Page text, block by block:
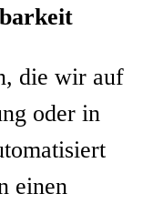
die wir auf
oder in
einen